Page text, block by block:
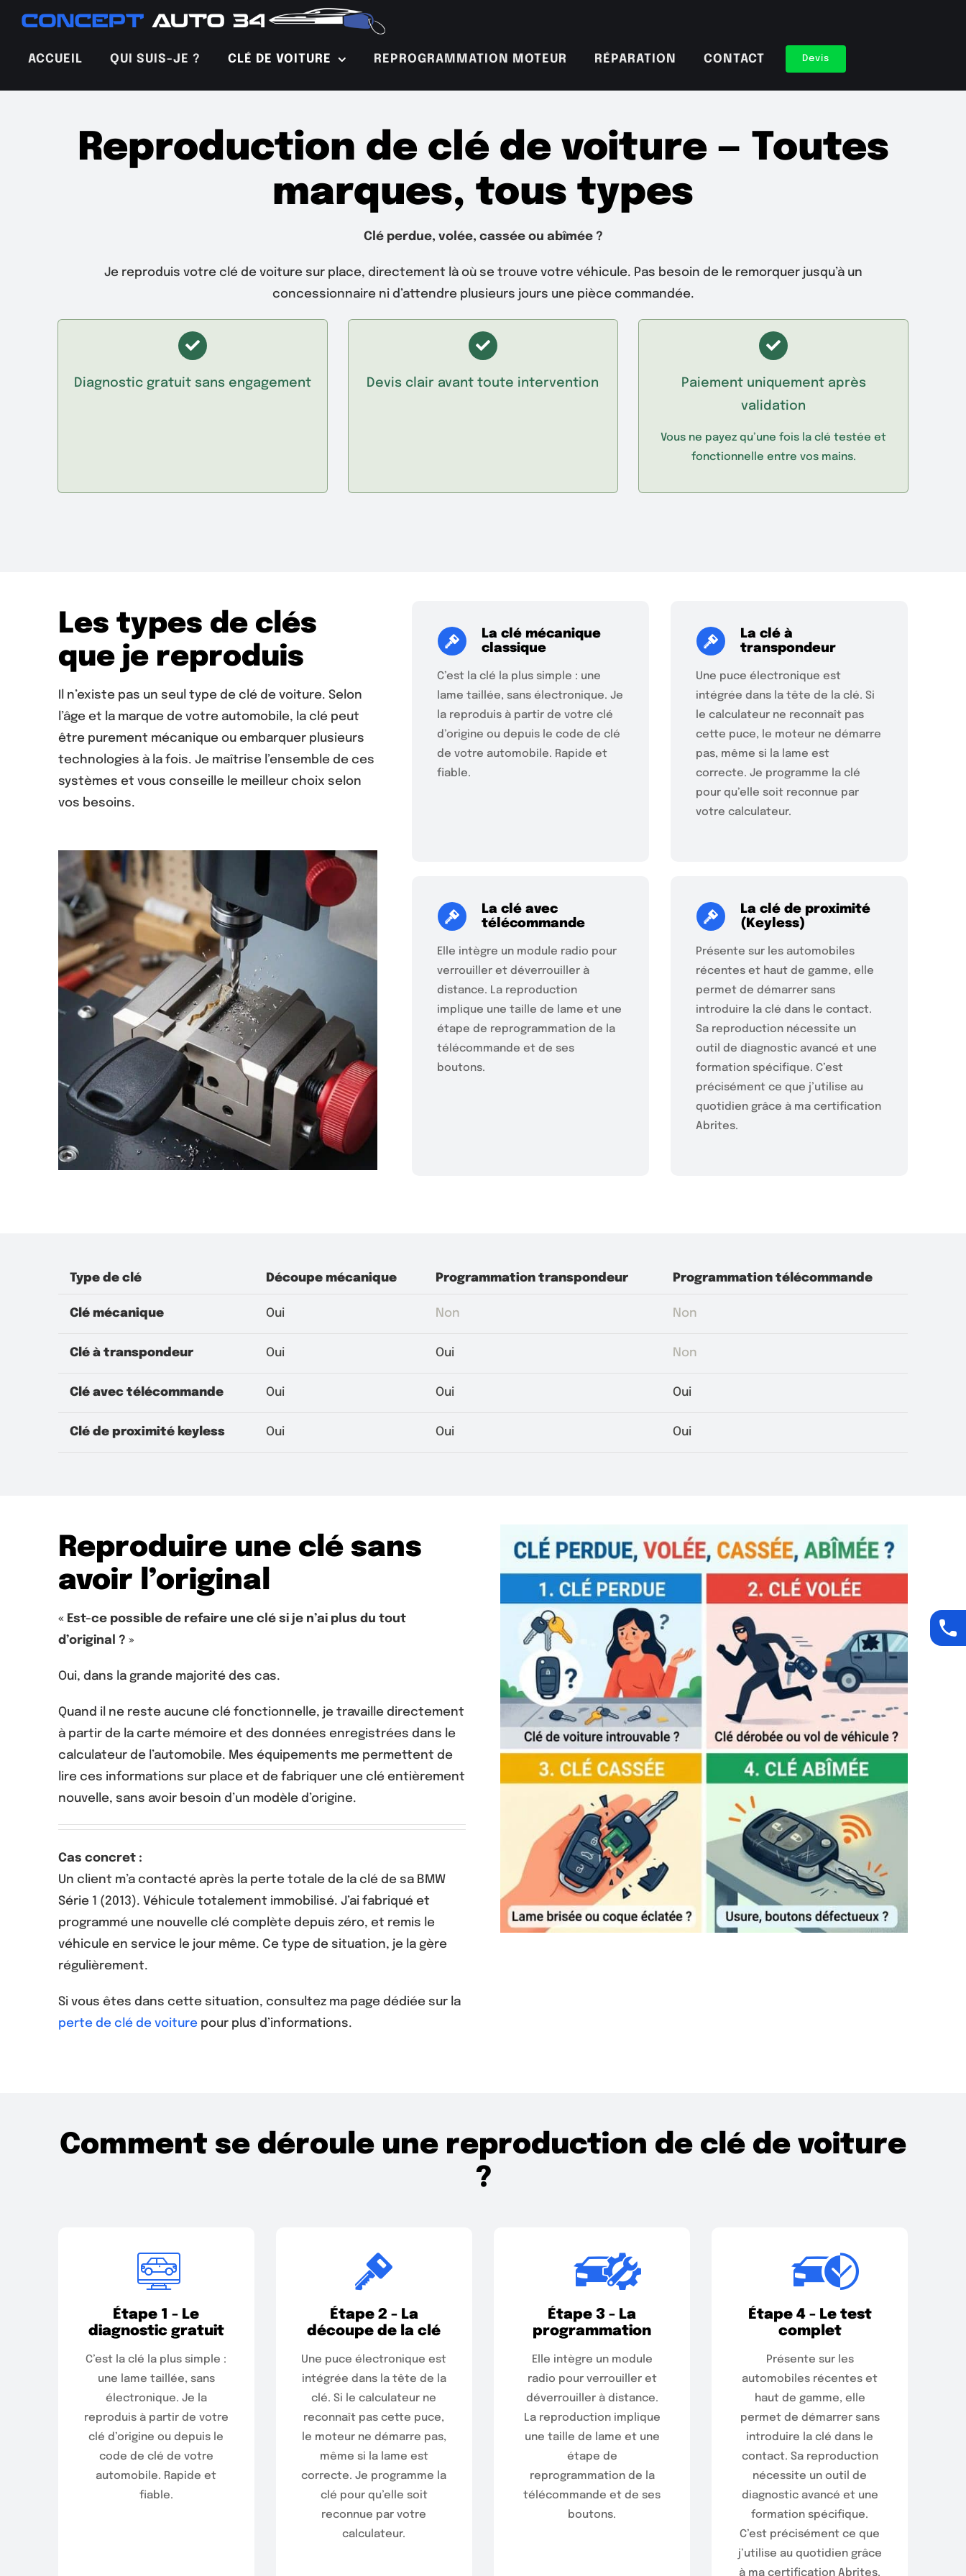
contenu
ACCUEIL QUI SUIS-JE ? CLÉ DE VOITURE REPROGRAMMATION MOTEUR RÉPARATION CONTACT Devis
Reproduction de clé de voiture — Toutes
marques, tous types
Clé perdue, volée, cassée ou abîmée ?
Je reproduis votre clé de voiture sur place, directement là où se trouve votre véhicule. Pas besoin de le remorquer jusqu’à un
concessionnaire ni d’attendre plusieurs jours une pièce commandée.
Diagnostic gratuit sans engagement Devis clair avant toute intervention
Paiement uniquement après
validation
Vous ne payez qu’une fois la clé testée et
fonctionnelle entre vos mains.
Les types de clés
que je reproduis
Il n’existe pas un seul type de clé de voiture. Selon
l’âge et la marque de votre automobile, la clé peut
être purement mécanique ou embarquer plusieurs
technologies à la fois. Je maîtrise l’ensemble de ces
systèmes et vous conseille le meilleur choix selon
vos besoins.
La clé mécanique
classique
C’est la clé la plus simple : une
lame taillée, sans électronique. Je
la reproduis à partir de votre clé
d’origine ou depuis le code de clé
de votre automobile. Rapide et
fiable.
La clé à
transpondeur
Une puce électronique est
intégrée dans la tête de la clé. Si
le calculateur ne reconnaît pas
cette puce, le moteur ne démarre
pas, même si la lame est
correcte. Je programme la clé
pour qu’elle soit reconnue par
votre calculateur.
La clé avec
télécommande
Elle intègre un module radio pour
verrouiller et déverrouiller à
distance. La reproduction
implique une taille de lame et une
étape de reprogrammation de la
télécommande et de ses
boutons.
La clé de proximité
(Keyless)
Présente sur les automobiles
récentes et haut de gamme, elle
permet de démarrer sans
introduire la clé dans le contact.
Sa reproduction nécessite un
outil de diagnostic avancé et une
formation spécifique. C’est
précisément ce que j’utilise au
quotidien grâce à ma certification
Abrites.
Type de clé Découpe mécanique Programmation transpondeur Programmation télécommande
Clé mécanique Oui Non Non
Clé à transpondeur Oui Oui Non
Clé avec télécommande Oui Oui Oui
Clé de proximité keyless Oui Oui Oui
Reproduire une clé sans
avoir l’original
« Est-ce possible de refaire une clé si je n’ai plus du tout
d’original ? »
Oui, dans la grande majorité des cas.
Quand il ne reste aucune clé fonctionnelle, je travaille directement
à partir de la carte mémoire et des données enregistrées dans le
calculateur de l’automobile. Mes équipements me permettent de
lire ces informations sur place et de fabriquer une clé entièrement
nouvelle, sans avoir besoin d’un modèle d’origine.
Cas concret :
Un client m’a contacté après la perte totale de la clé de sa BMW
Série 1 (2013). Véhicule totalement immobilisé. J’ai fabriqué et
programmé une nouvelle clé complète depuis zéro, et remis le
véhicule en service le jour même. Ce type de situation, je la gère
régulièrement.
Si vous êtes dans cette situation, consultez ma page dédiée sur la
perte de clé de voiturepour plus d’informations.
Comment se déroule une reproduction de clé de voiture
?
Étape 1 - Le
diagnostic gratuit
C’est la clé la plus simple :
une lame taillée, sans
électronique. Je la
reproduis à partir de votre
clé d’origine ou depuis le
code de clé de votre
automobile. Rapide et
fiable.
Étape 2 - La
découpe de la clé
Une puce électronique est
intégrée dans la tête de la
clé. Si le calculateur ne
reconnaît pas cette puce,
le moteur ne démarre pas,
même si la lame est
correcte. Je programme la
clé pour qu’elle soit
reconnue par votre
calculateur.
Étape 3 - La
programmation
Elle intègre un module
radio pour verrouiller et
déverrouiller à distance.
La reproduction implique
une taille de lame et une
étape de
reprogrammation de la
télécommande et de ses
boutons.
Étape 4 - Le test
complet
Présente sur les
automobiles récentes et
haut de gamme, elle
permet de démarrer sans
introduire la clé dans le
contact. Sa reproduction
nécessite un outil de
diagnostic avancé et une
formation spécifique.
C’est précisément ce que
j’utilise au quotidien grâce
à ma certification Abrites.